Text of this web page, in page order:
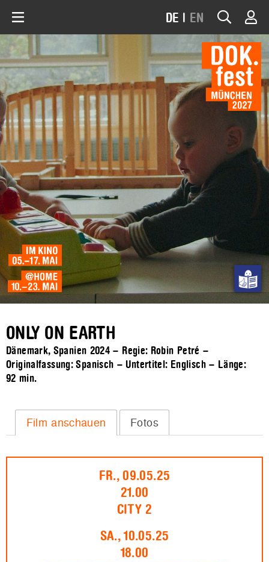
DE | EN
ONLY ON EARTH
Dänemark, Spanien 2024 – Regie: Robin Petré –
Originalfassung: Spanisch – Untertitel: Englisch – Länge:
92 min.
Film anschauen Fotos
FR., 09.05.25
21.00
CITY 2
SA., 10.05.25
18.00